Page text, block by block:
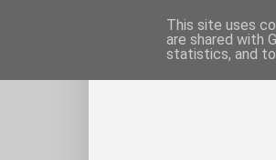
This site uses
are shared with
statistics, and